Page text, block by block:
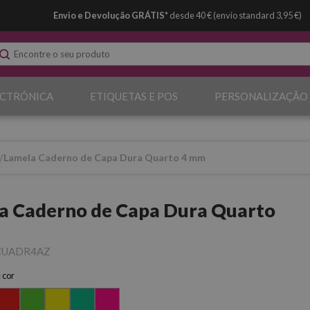
Envio e Devolução GRÁTIS*desde 40 € (envio standard 3,95 €)
ETIQUETAS E POS PERSONALIZAÇÃO
Lamela Caderno de Capa Dura Quarto 4 mm
Caderno de Capa Dura Quarto
cor